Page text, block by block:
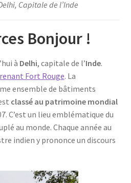
de personnalité
Capitale de l’Inde
Bonjour !
à Delhi, capitale de l’Inde.
Fort Rouge. La
ensemble de bâtiments
classé au patrimoine mondial
C’est un lieu emblématique du
au monde. Chaque année au
indien y prononce un discours